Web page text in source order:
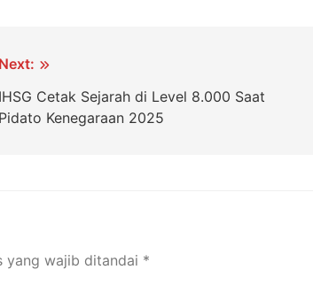
Next:
IHSG Cetak Sejarah di Level 8.000 Saat
Pidato Kenegaraan 2025
yang wajib ditandai *